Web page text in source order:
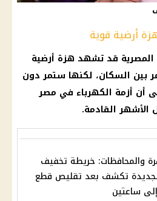
أرضية قوية
قد تشهد هزة أرضية
بين السكان، لكنها ستمر دون
أن أزمة الكهرباء في مصر
الأشهر القادمة.
والمحافظات: خريطة تخفيف
تكشف بعد تقليص قطع
ساعتين